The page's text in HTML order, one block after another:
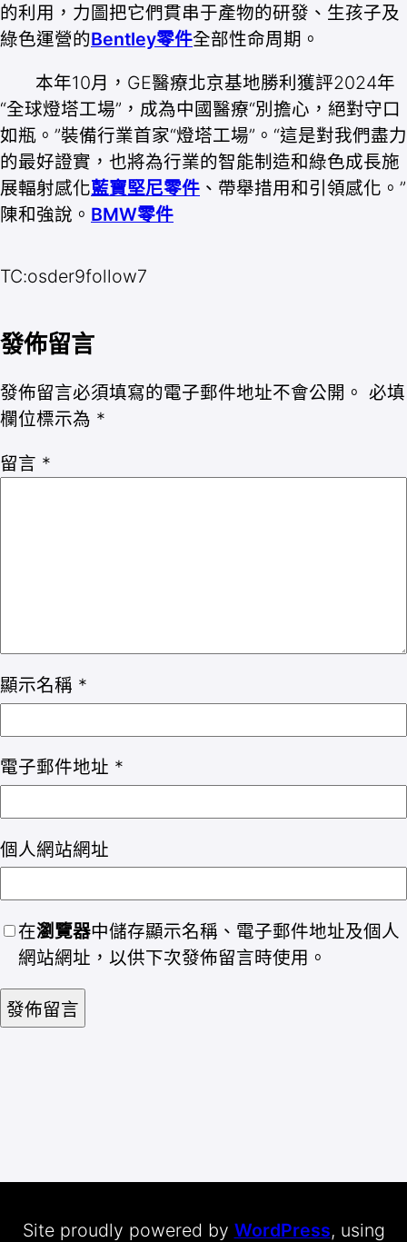
的利用，力圖把它們貫串于產物的研發、生孩子及
綠色運營的Bentley零件全部性命周期。
本年10月，GE醫療北京基地勝利獲評2024年
“全球燈塔工場”，成為中國醫療“別擔心，絕對守口
如瓶。”裝備行業首家“燈塔工場”。“這是對我們盡力
的最好證實，也將為行業的智能制造和綠色成長施
展輻射感化藍寶堅尼零件 、帶舉措用和引領感化。”
陳和強說。 BMW零件
TC:osder9follow7
發佈留言
發佈留言必須填寫的電子郵件地址不會公開。 必填
欄位標示為 *
留言 *
顯示名稱 *
電子郵件地址 *
個人網站網址
在瀏覽器中儲存顯示名稱、電子郵件地址及個人
網站網址，以供下次發佈留言時使用。
Site proudly powered by WordPress, using